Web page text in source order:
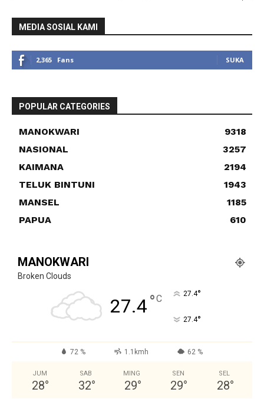
MEDIA SOSIAL KAMI
2,365 Fans SUKA
POPULAR CATEGORIES
MANOKWARI
9318
NASIONAL
3257
KAIMANA
2194
TELUK BINTUNI
1943
MANSEL
1185
PAPUA
610
MANOKWARI
Broken Clouds
27.4°C 27.4°
27.4°
72 % 1.1kmh 62 %
JUM
28°
SAB
32°
MING
29°
SEN
29°
SEL
28°